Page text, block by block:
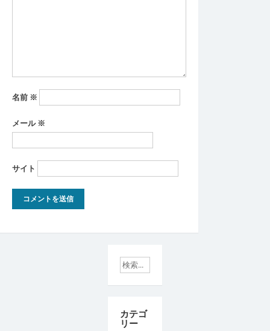
名前 ※
メール ※
サイト
カテゴ
リー